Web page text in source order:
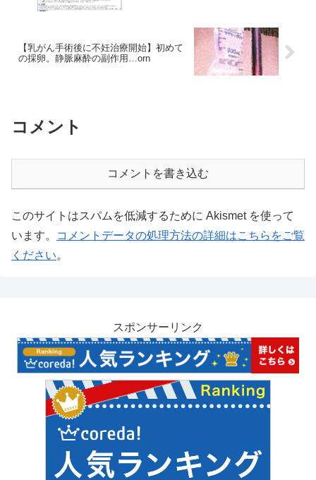
【乳がん手術後に不妊治療開始】初めて
の採卵。静脈麻酔の副作用…orn
コメント
コメントを書き込む
このサイトはスパムを低減するために Akismet を使って
います。
コメントデータの処理方法の詳細はこちらをご覧
ください。
スポンサーリンク